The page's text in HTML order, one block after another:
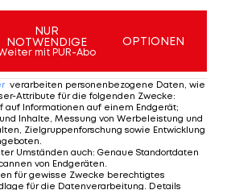
zu wenig publiziert.
damit es nächstes
Ö-Tour gibt?
muss her! Oder gleich
Sicht realistisch?
NUR
NOTWENDIGE
mit PUR-Abo
OPTIONEN
verarbeiten personenbezogene Daten, wie
Attribute für die folgenden Zwecke:
auf Informationen auf einem Endgerät;
Inhalte, Messung von Werbeleistung und
Zielgruppenforschung sowie Entwicklung
.
Umständen auch: Genaue Standortdaten
von Endgeräten.
für gewisse Zwecke berechtigtes
für die Datenverarbeitung. Details